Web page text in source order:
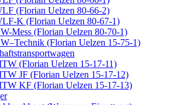
(Florian Uelzen 80-66-2)
K (Florian Uelzen 80-67-1)
Mess (Florian Uelzen 80-70-1)
(Florian Uelzen 15-75-1)
(Florian Uelzen 15-17-11)
JF (Florian Uelzen 15-17-12)
KF (Florian Uelzen 15-17-13)